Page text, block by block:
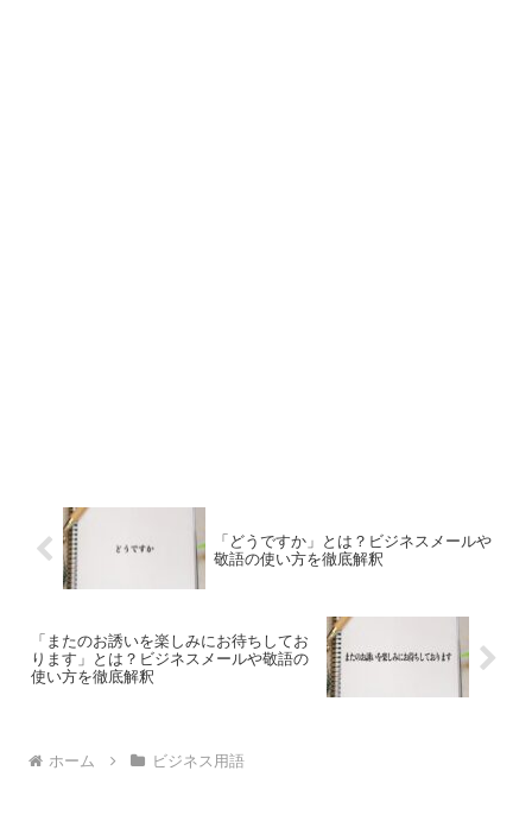
「どうですか」とは？ビジネスメールや
敬語の使い方を徹底解釈
「またのお誘いを楽しみにお待ちしてお
ります」とは？ビジネスメールや敬語の
使い方を徹底解釈
ホーム ビジネス用語